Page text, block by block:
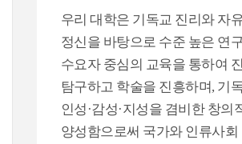
우리 대학은 기독교 진리와 자
정신을 바탕으로 수준 높은 연
수요자 중심의 교육을 통하여
탐구하고 학술을 진흥하며, 기
인성·감성·지성을 겸비한 창의
양성함으로써 국가와 인류사회